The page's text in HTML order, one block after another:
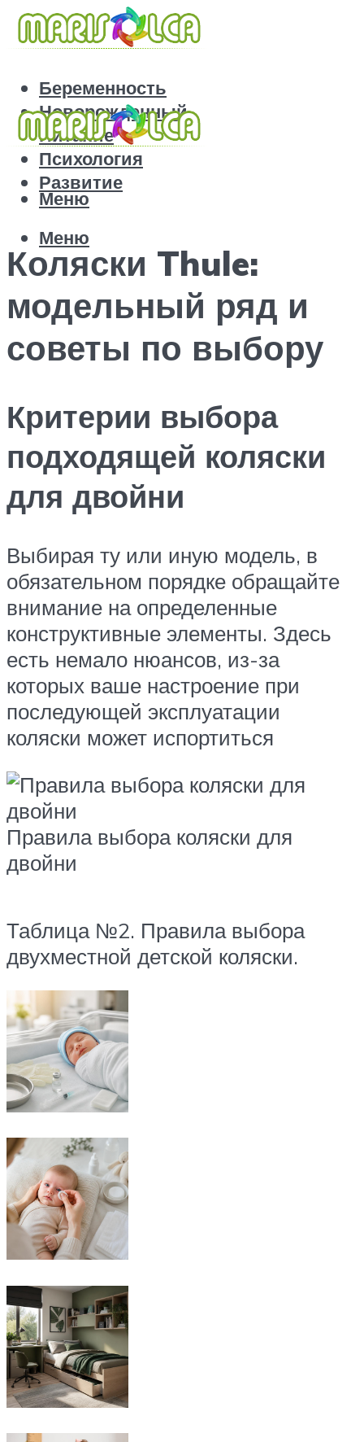
Беременность
Новорожденный
Питание
Психология
Развитие
Меню
Меню
Коляски Thule:
модельный ряд и
советы по выбору
Критерии выбора
подходящей коляски
для двойни
Выбирая ту или иную модель, в
обязательном порядке обращайте
внимание на определенные
конструктивные элементы. Здесь
есть немало нюансов, из-за
которых ваше настроение при
последующей эксплуатации
коляски может испортиться
Правила выбора коляски для
двойни
Таблица №2. Правила выбора
двухместной детской коляски.